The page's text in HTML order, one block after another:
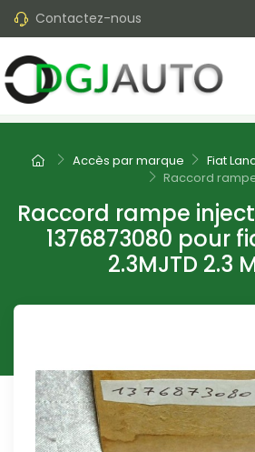
Contactez-nous
Accès par marque
Fiat
Raccord
Raccord rampe
1376873080 pour
2.3MJTD 2.3